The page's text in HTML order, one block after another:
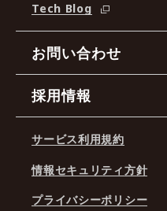
Tech Blog
お問い合わせ
採用情報
サービス利用規約
情報セキュリティ方針
プライバシーポリシー